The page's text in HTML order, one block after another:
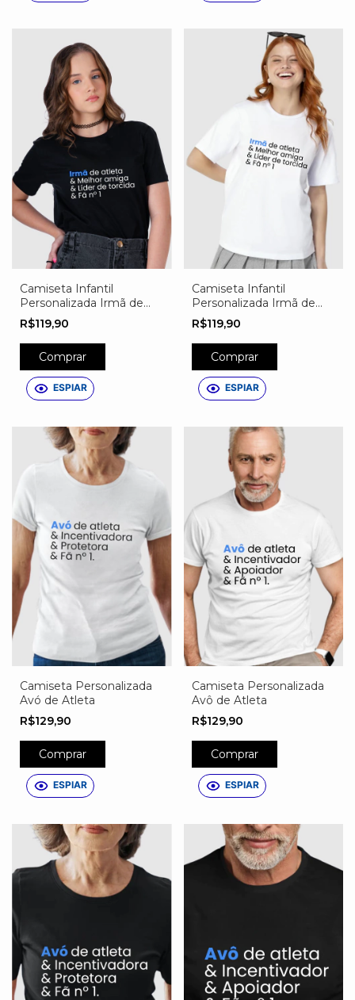
Camiseta Infantil
Personalizada Irmã de
Atleta
R$119,90
Comprar
ESPIAR
Camiseta Infantil
Personalizada Irmã de
Atleta
R$119,90
Comprar
ESPIAR
Camiseta Personalizada
Avó de Atleta
R$129,90
Comprar
ESPIAR
Camiseta Personalizada
Avô de Atleta
R$129,90
Comprar
ESPIAR